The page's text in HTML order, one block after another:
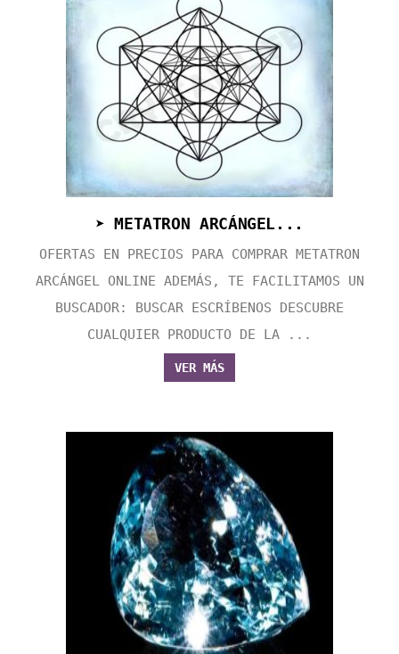
➤ METATRON ARCÁNGEL...
OFERTAS EN PRECIOS PARA COMPRAR METATRON
ARCÁNGEL ONLINE ADEMÁS, TE FACILITAMOS UN
BUSCADOR: BUSCAR ESCRÍBENOS DESCUBRE
CUALQUIER PRODUCTO DE LA ...
VER MÁS